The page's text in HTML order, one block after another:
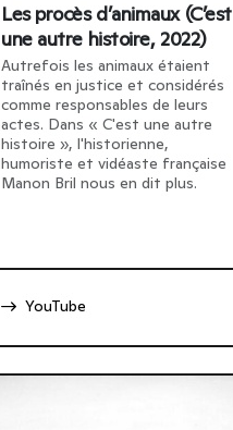
Les procès d’animaux (C’est
une autre histoire, 2022)
Autrefois les animaux étaient
traînés en justice et considérés
comme responsables de leurs
actes. Dans « C'est une autre
histoire », l'historienne,
humoriste et vidéaste française
Manon Bril nous en dit plus.
YouTube